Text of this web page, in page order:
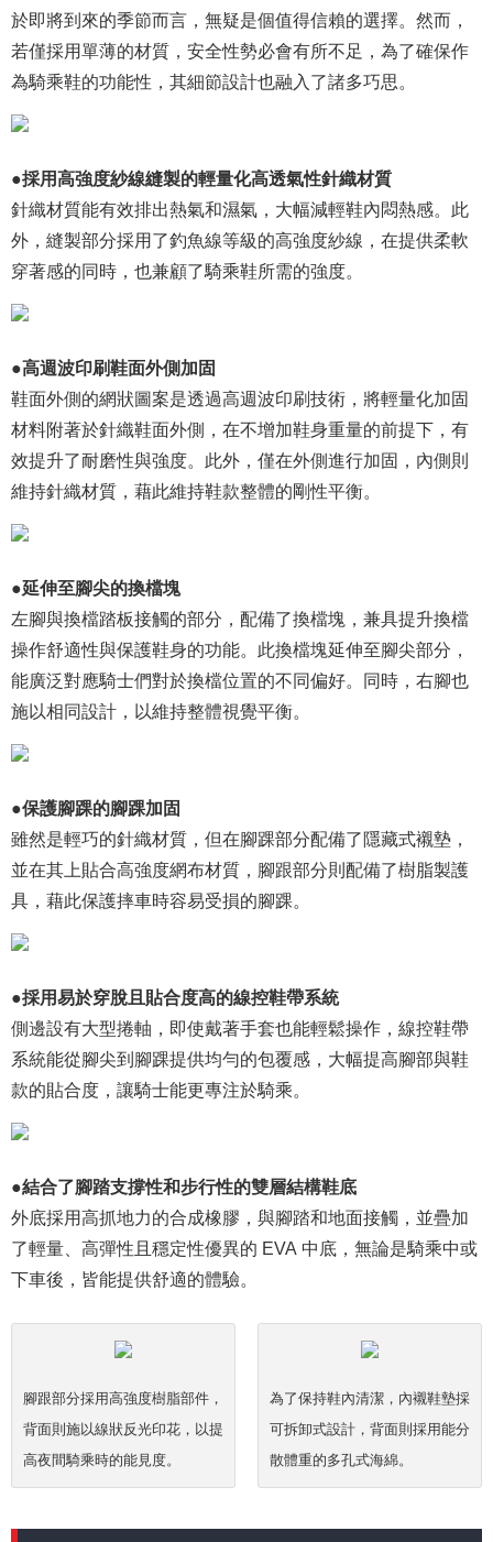
於即將到來的季節而言，無疑是個值得信賴的選擇。然而，
若僅採用單薄的材質，安全性勢必會有所不足，為了確保作
為騎乘鞋的功能性，其細節設計也融入了諸多巧思。
●採用高強度紗線縫製的輕量化高透氣性針織材質
針織材質能有效排出熱氣和濕氣，大幅減輕鞋內悶熱感。此
外，縫製部分採用了釣魚線等級的高強度紗線，在提供柔軟
穿著感的同時，也兼顧了騎乘鞋所需的強度。
●高週波印刷鞋面外側加固
鞋面外側的網狀圖案是透過高週波印刷技術，將輕量化加固
材料附著於針織鞋面外側，在不增加鞋身重量的前提下，有
效提升了耐磨性與強度。此外，僅在外側進行加固，內側則
維持針織材質，藉此維持鞋款整體的剛性平衡。
●延伸至腳尖的換檔塊
左腳與換檔踏板接觸的部分，配備了換檔塊，兼具提升換檔
操作舒適性與保護鞋身的功能。此換檔塊延伸至腳尖部分，
能廣泛對應騎士們對於換檔位置的不同偏好。同時，右腳也
施以相同設計，以維持整體視覺平衡。
●保護腳踝的腳踝加固
雖然是輕巧的針織材質，但在腳踝部分配備了隱藏式襯墊，
並在其上貼合高強度網布材質，腳跟部分則配備了樹脂製護
具，藉此保護摔車時容易受損的腳踝。
●採用易於穿脫且貼合度高的線控鞋帶系統
側邊設有大型捲軸，即使戴著手套也能輕鬆操作，線控鞋帶
系統能從腳尖到腳踝提供均勻的包覆感，大幅提高腳部與鞋
款的貼合度，讓騎士能更專注於騎乘。
●結合了腳踏支撐性和步行性的雙層結構鞋底
外底採用高抓地力的合成橡膠，與腳踏和地面接觸，並疊加
了輕量、高彈性且穩定性優異的 EVA 中底，無論是騎乘中或
下車後，皆能提供舒適的體驗。
腳跟部分採用高強度樹脂部件，
背面則施以線狀反光印花，以提
高夜間騎乘時的能見度。
為了保持鞋內清潔，內襯鞋墊採
可拆卸式設計，背面則採用能分
散體重的多孔式海綿。